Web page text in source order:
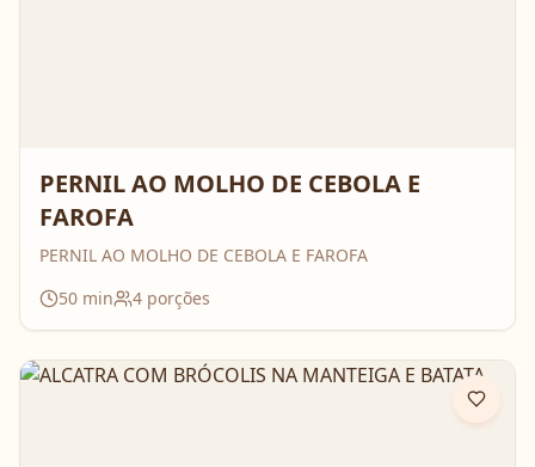
PERNIL AO MOLHO DE CEBOLA E
FAROFA
PERNIL AO MOLHO DE CEBOLA E FAROFA
50 min 4 porções